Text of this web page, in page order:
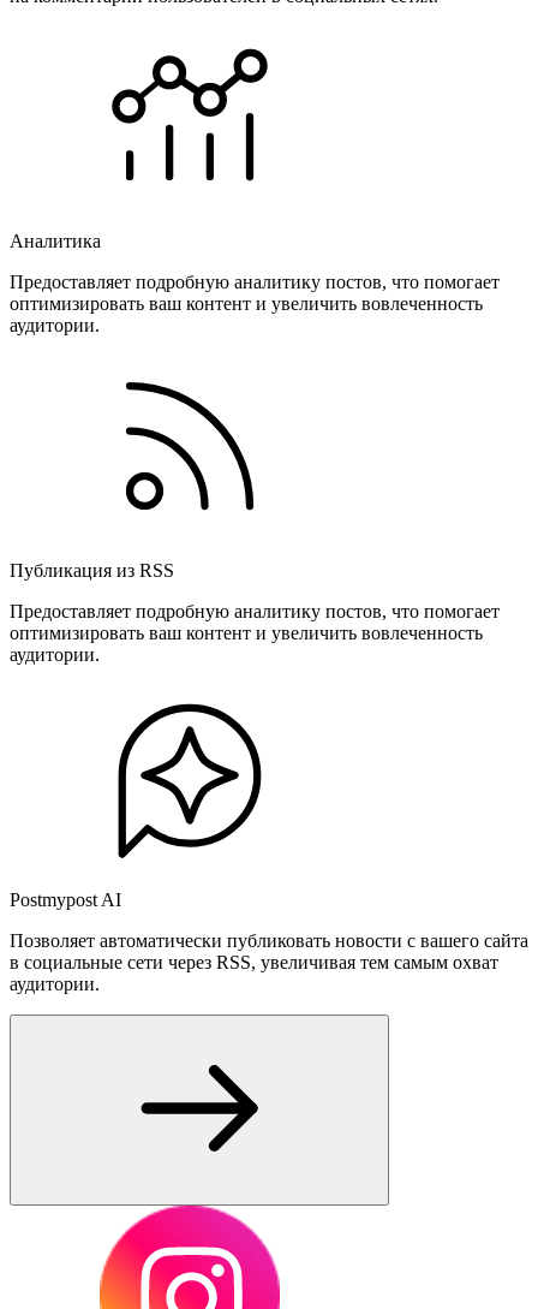
Аналитика
Предоставляет подробную аналитику постов, что помогает
оптимизировать ваш контент и увеличить вовлеченность
аудитории.
Публикация из RSS
Предоставляет подробную аналитику постов, что помогает
оптимизировать ваш контент и увеличить вовлеченность
аудитории.
Postmypost AI
Позволяет автоматически публиковать новости с вашего сайта
в социальные сети через RSS, увеличивая тем самым охват
аудитории.